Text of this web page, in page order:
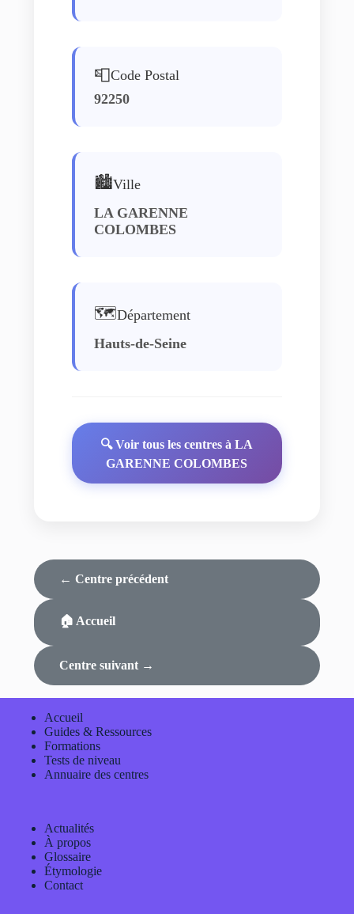
📮Code Postal
92250
🏙️Ville
LA GARENNE
COLOMBES
🗺️Département
Hauts-de-Seine
🔍 Voir tous les centres à LA
GARENNE COLOMBES
← Centre précédent
🏠 Accueil
Centre suivant →
Accueil
Guides & Ressources
Formations
Tests de niveau
Annuaire des centres
Actualités
À propos
Glossaire
Étymologie
Contact